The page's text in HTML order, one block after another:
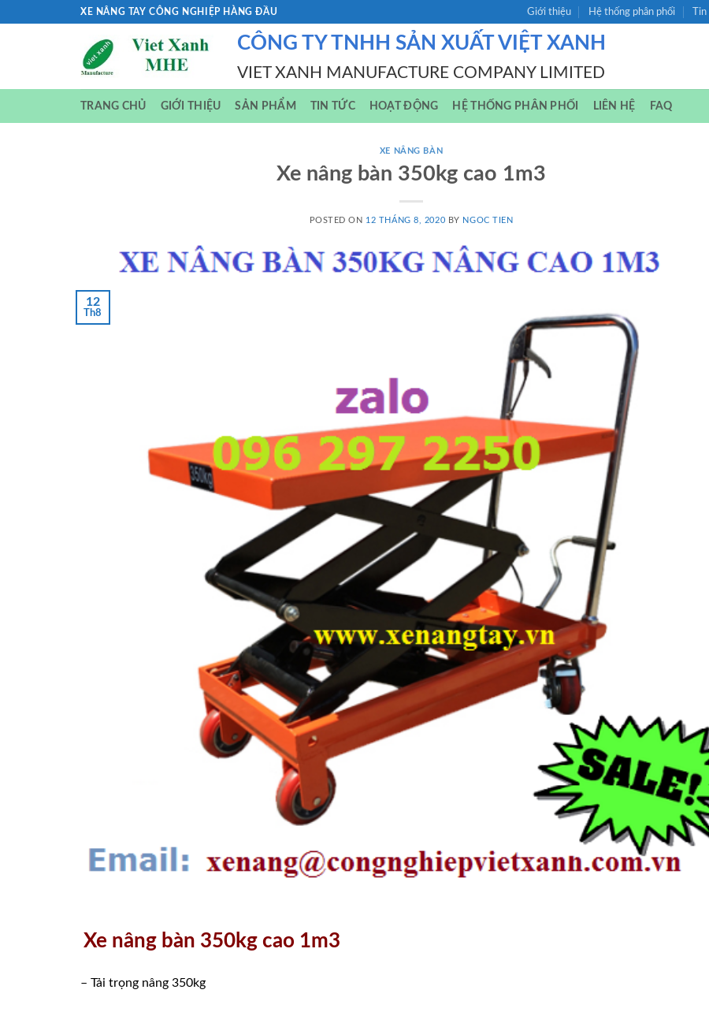
XE NÂNG TAY CÔNG NGHIỆP HÀNG ĐẦU Giới thiệu Hệ thống phân phối
CÔNG TY TNHH SẢN XUẤT VIỆT XANH
VIET XANH MANUFACTURE COMPANY LIMITED
TRANG CHỦ GIỚI THIỆU SẢN PHẨM TIN TỨC HOẠT ĐỘNG HỆ THỐNG PHÂN PHỐI LIÊN HỆ FAQ
XE NÂNG BÀN
Xe nâng bàn 350kg cao 1m3
POSTED ON 12 THÁNG 8, 2020 BY NGOC TIEN
12
Th8
Xe nâng bàn 350kg cao 1m3
– Tải trọng nâng 350kg